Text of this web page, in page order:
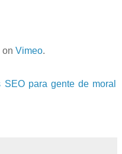
on Vimeo.
SEO para gente de moral